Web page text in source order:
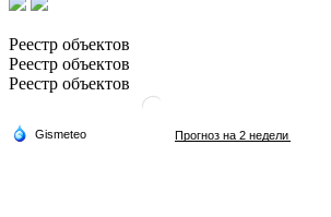
Реестр объектов
Реестр объектов
Реестр объектов